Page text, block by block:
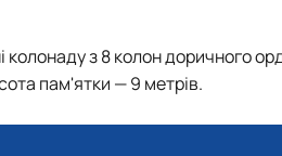
М. П. Момотенка
з 8 колон доричного
пам'ятки — 9 метрів.